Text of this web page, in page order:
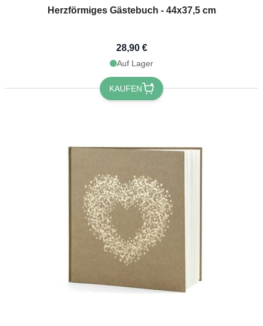
Herzförmiges Gästebuch - 44x37,5 cm
28,90 €
Auf Lager
KAUFEN